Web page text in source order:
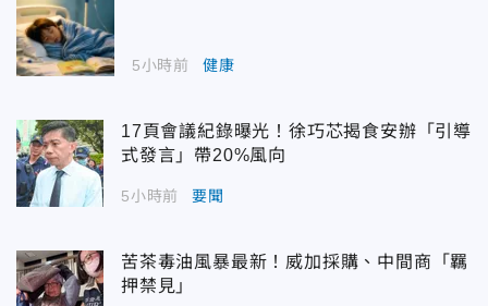
5小時前 健康
17頁會議紀錄曝光！徐巧芯揭食安辦「引導
式發言」帶20%風向
5小時前 要聞
苦茶毒油風暴最新！威加採購、中間商「羈
押禁見」